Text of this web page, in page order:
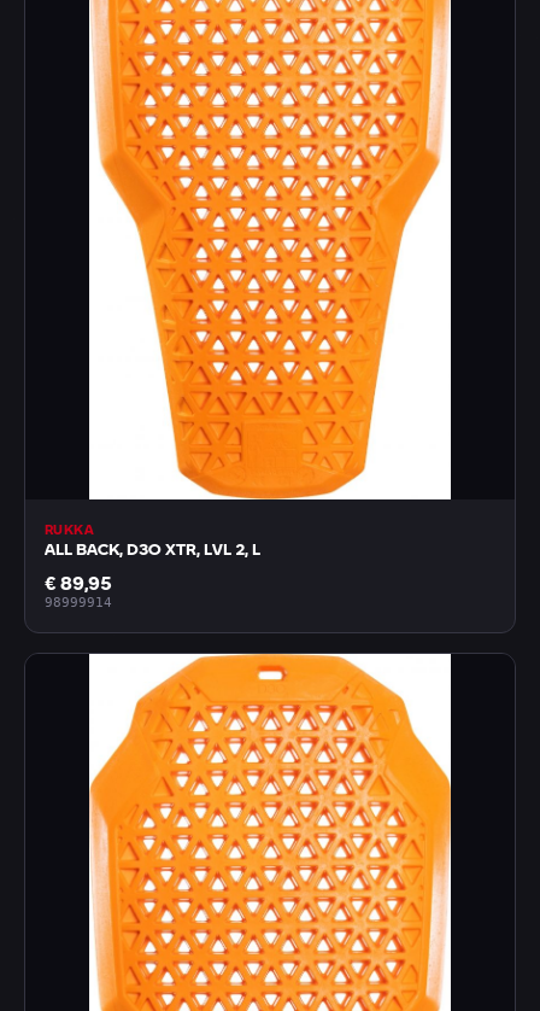
RUKKA
ALL BACK, D3O XTR, LVL 2, L
€ 89,95
98999914